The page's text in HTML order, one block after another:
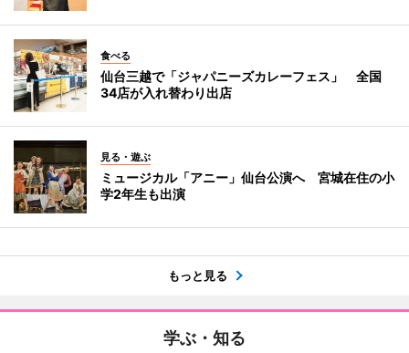
食べる
仙台三越で「ジャパニーズカレーフェス」 全国
34店が入れ替わり出店
見る・遊ぶ
ミュージカル「アニー」仙台公演へ 宮城在住の小
学2年生も出演
もっと見る
学ぶ・知る